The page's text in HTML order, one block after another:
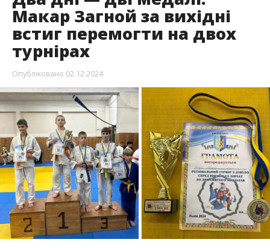
Макар Загной за вихідні
встиг перемогти на двох
турнірах
Опубліковано 02.12.2024